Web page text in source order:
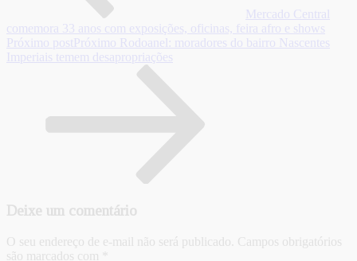
Mercado Central
comemora 33 anos com exposições, oficinas, feira afro e shows
Próximo post Próximo Rodoanel: moradores do bairro Nascentes
Imperiais temem desapropriações
Deixe um comentário
O seu endereço de e-mail não será publicado. Campos obrigatórios
são marcados com